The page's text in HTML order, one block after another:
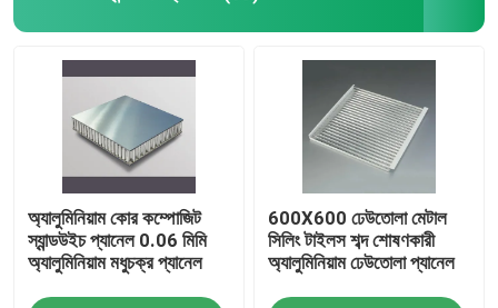
অ্যালুমিনিয়াম কোর কম্পোজিট
স্যান্ডউইচ প্যানেল 0.06 মিমি
অ্যালুমিনিয়াম মধুচক্র প্যানেল
600X600 ঢেউতোলা মেটাল
সিলিং টাইলস শব্দ শোষণকারী
অ্যালুমিনিয়াম ঢেউতোলা প্যানেল